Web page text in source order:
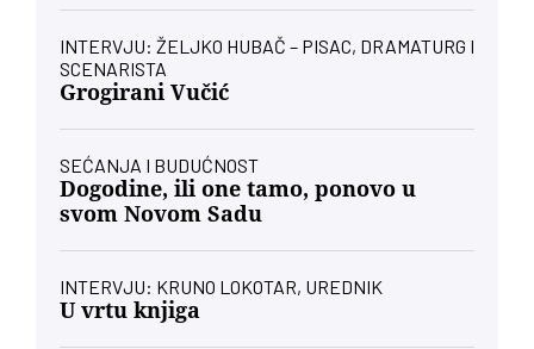
INTERVJU: ŽELJKO HUBAČ – PISAC, DRAMATURG I
SCENARISTA
Grogirani Vučić
SEĆANJA I BUDUĆNOST
Dogodine, ili one tamo, ponovo u
svom Novom Sadu
INTERVJU: KRUNO LOKOTAR, UREDNIK
U vrtu knjiga